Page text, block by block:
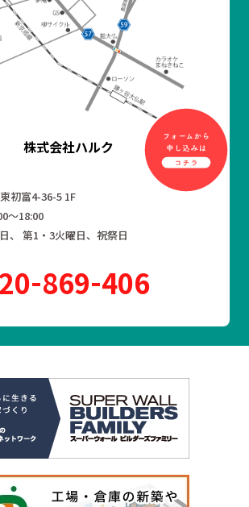
株式会社ハルク
初富4-36-5 1F
～18:00
、 第1・3火曜日、祝祭日
869 406